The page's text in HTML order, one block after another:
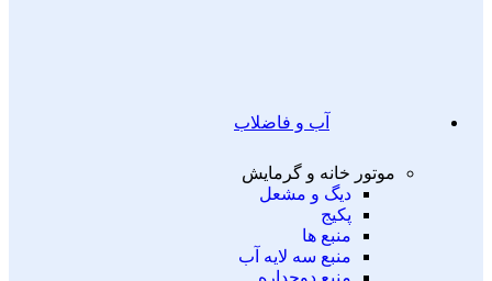
آب و فاضلاب
موتور خانه و گرمایش
دیگ و مشعل
پکیج
منبع ها
منبع سه لایه آب